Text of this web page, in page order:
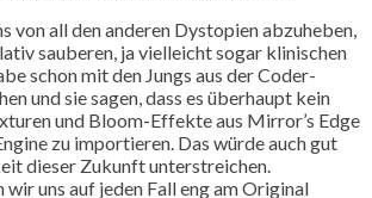
von all den anderen Dystopien abzuheben,
sauberen, ja vielleicht sogar klinischen
schon mit den Jungs aus der Coder-
und sie sagen, dass es überhaupt kein
und Bloom-Effekte aus Mirror’s Edge
zu importieren. Das würde auch gut
dieser Zukunft unterstreichen.
uns auf jeden Fall eng am Original